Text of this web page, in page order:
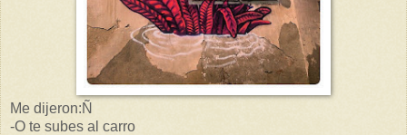
Me dijeron:Ñ
-O te subes al carro